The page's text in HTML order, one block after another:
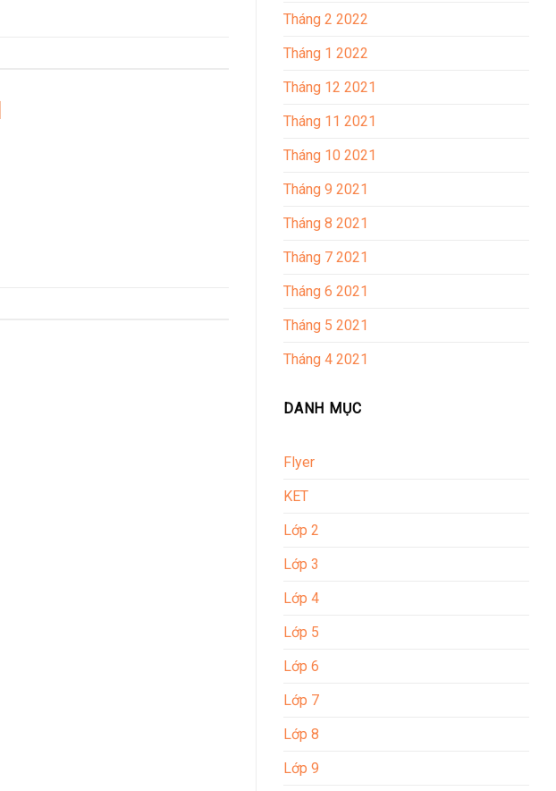
Tháng 2 2022
Tháng 1 2022
Tháng 12 2021
Tháng 11 2021
Tháng 10 2021
Tháng 9 2021
Tháng 8 2021
Tháng 7 2021
Tháng 6 2021
Tháng 5 2021
Tháng 4 2021
DANH MỤC
Flyer
KET
Lớp 2
Lớp 3
Lớp 4
Lớp 5
Lớp 6
Lớp 7
Lớp 8
Lớp 9